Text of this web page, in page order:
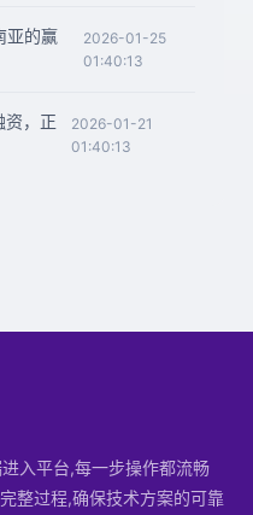
亚的赢
2026-01-25
01:40:13
资，正
2026-01-21
01:40:13
入平台,每一步操作都流畅
整过程,确保技术方案的可靠